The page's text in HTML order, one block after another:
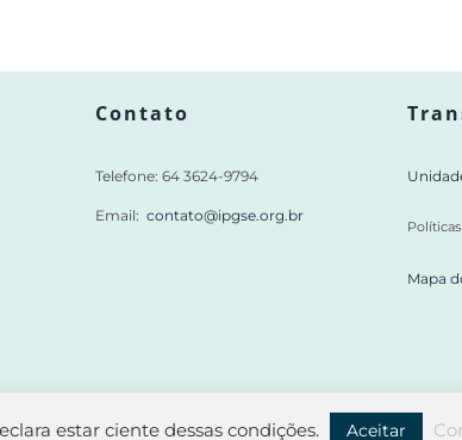
Contato
Telefone: 64 3624-9794
Email:contato@ipgse.org.br
Mapa
estar ciente dessas condições. Aceitar